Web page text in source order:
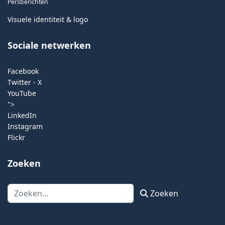
Persberichten
Visuele identiteit & logo
Sociale netwerken
Facebook
Twitter - X
YouTube
">
LinkedIn
Instagram
Flickr
Zoeken
Zoeken Zoeken